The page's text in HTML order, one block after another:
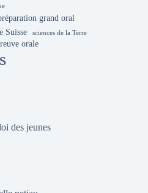
grand oral
Suisse sciences de la Terre
orale
des jeunes